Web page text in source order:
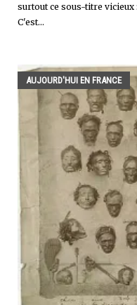
surtout ce sous-titre vicieux
C'est...
AUJOURD'HUI EN FRANCE